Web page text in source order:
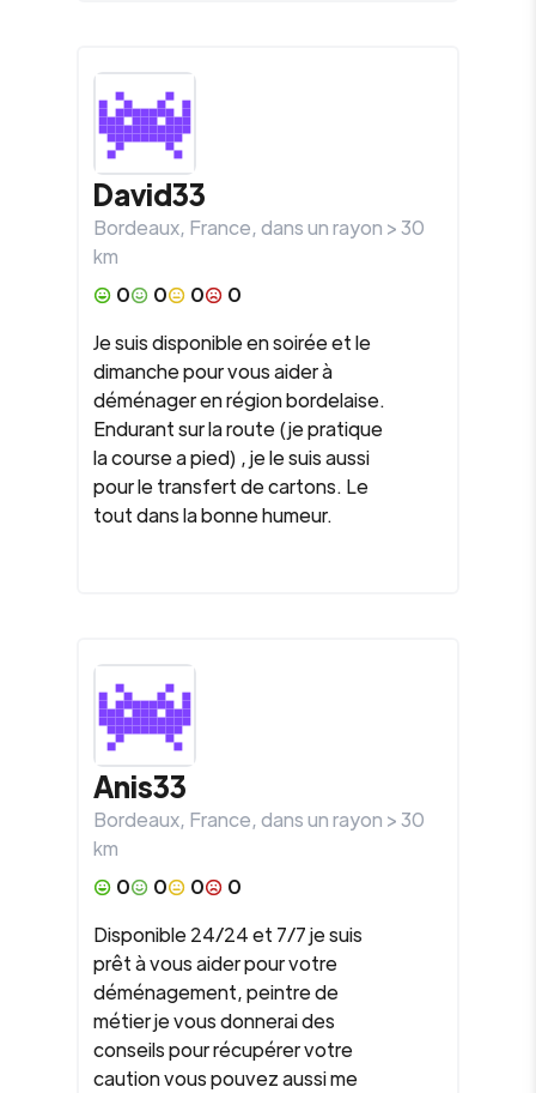
David33
Bordeaux, France, dans un rayon >30
km
0
0 0
0
Je suis disponible en soirée et le
dimanche pour vous aider à
déménager en région bordelaise.
Endurant sur la route (je pratique
la course a pied) , je le suis aussi
pour le transfert de cartons. Le
tout dans la bonne humeur.
Anis33
Bordeaux, France, dans un rayon >30
km
0
0 0
0
Disponible 24/24 et 7/7 je suis
prêt à vous aider pour votre
déménagement, peintre de
métier je vous donnerai des
conseils pour récupérer votre
caution vous pouvez aussi me